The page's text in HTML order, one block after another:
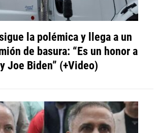
la polémica y llega a un
de basura: “Es un honor a
Joe Biden” (+Video)